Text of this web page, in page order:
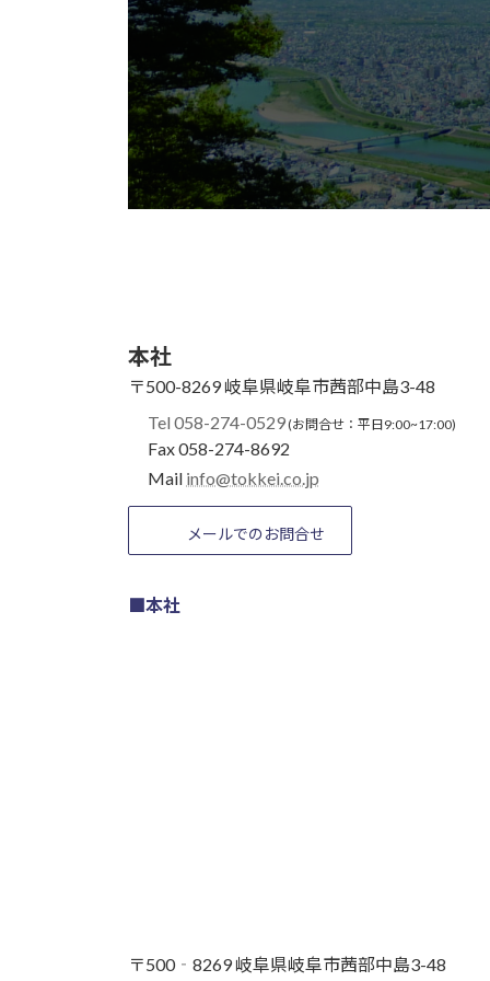
本社
〒500-8269岐阜県岐阜市茜部中島3-48
Tel 058-274-0529(お問合せ：平日9:00~17:00)
Fax 058-274-8692
Mail info@tokkei.co.jp
メールでのお問合せ
■本社
〒500‐8269 岐阜県岐阜市茜部中島3-48